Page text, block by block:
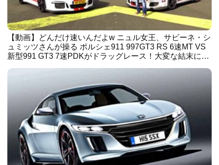
【動画】どんだけ速いんだよw ニュル女王、サビーネ・シ
ュミッツさんが操る ポルシェ911 997GT3 RS 6速MT VS
新型991 GT3 7速PDKがドラッグレース！大変な結末に…